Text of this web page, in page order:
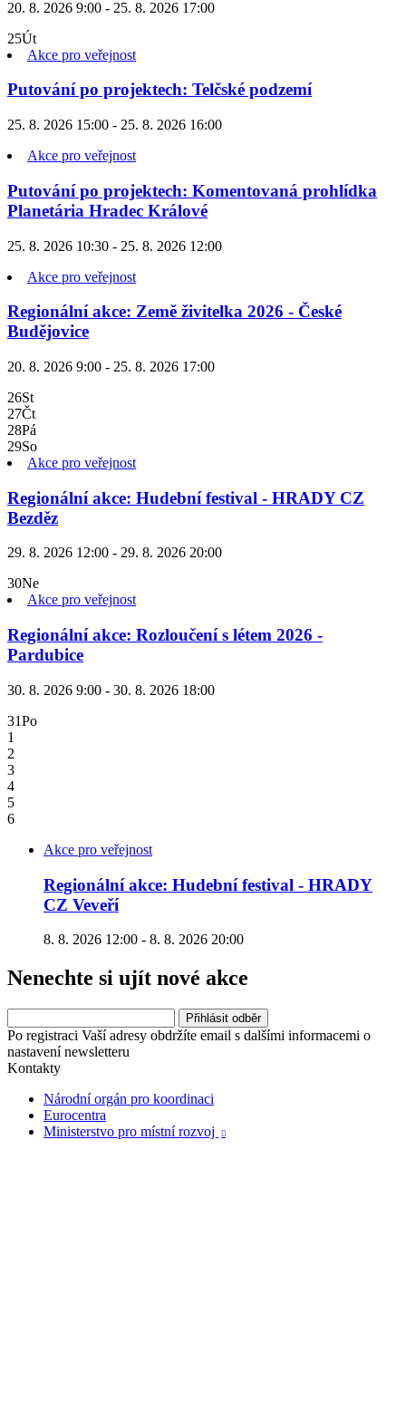
20. 8. 2026 9:00 - 25. 8. 2026 17:00
25Út
Akce pro veřejnost
Putování po projektech: Telčské podzemí
25. 8. 2026 15:00 - 25. 8. 2026 16:00
Akce pro veřejnost
Putování po projektech: Komentovaná prohlídka
Planetária Hradec Králové
25. 8. 2026 10:30 - 25. 8. 2026 12:00
Akce pro veřejnost
Regionální akce: Země živitelka 2026 - České
Budějovice
20. 8. 2026 9:00 - 25. 8. 2026 17:00
26St
27Čt
28Pá
29So
Akce pro veřejnost
Regionální akce: Hudební festival - HRADY CZ
Bezděz
29. 8. 2026 12:00 - 29. 8. 2026 20:00
30Ne
Akce pro veřejnost
Regionální akce: Rozloučení s létem 2026 -
Pardubice
30. 8. 2026 9:00 - 30. 8. 2026 18:00
31Po
1
2
3
4
5
6
Akce pro veřejnost
Regionální akce: Hudební festival - HRADY
CZ Veveří
8. 8. 2026 12:00 - 8. 8. 2026 20:00
Nenechte si ujít nové akce
Po registraci Vaší adresy obdržíte email s dalšími informacemi o
nastavení newsletteru
Kontakty
Národní orgán pro koordinaci
Eurocentra
Ministerstvo pro místní rozvoj
